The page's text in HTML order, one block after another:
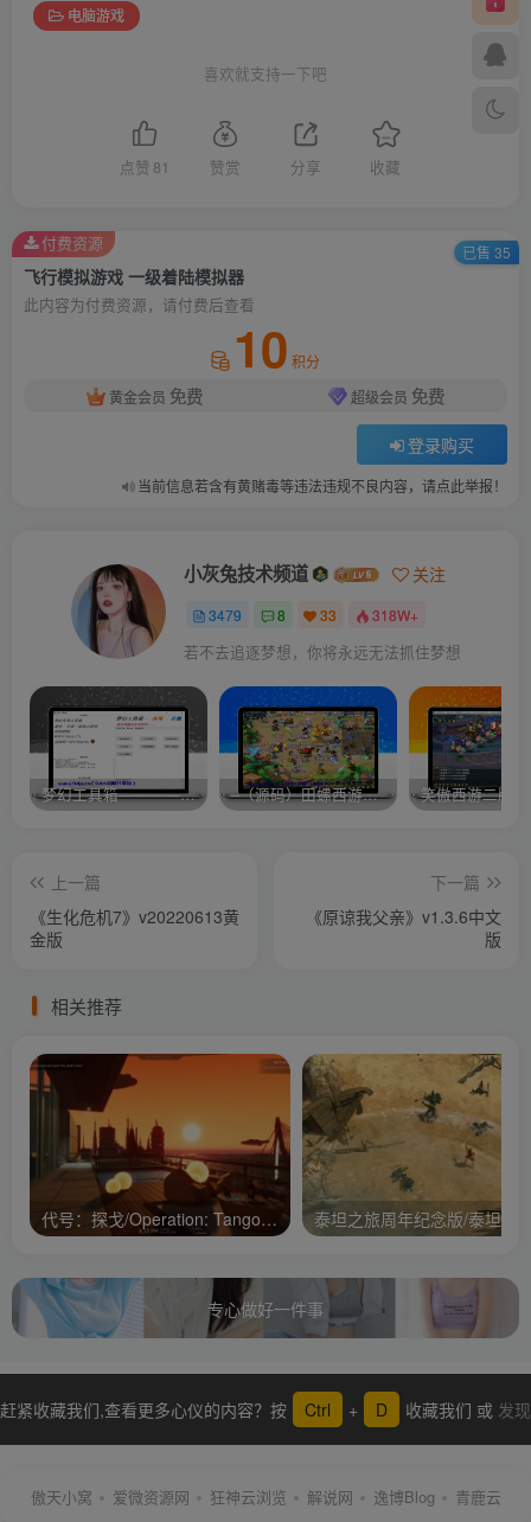
电脑游戏
喜欢就支持一下吧
点赞 81 赞赏 分享 收藏
飞行模拟游戏 一级着陆模拟器
此内容为付费资源，请付费后查看
10 积分
黄金会员 免费 超级会员 免费
登录购买
当前信息若含有黄赌毒等违法违规不良内容，请点此举报！
付费资源 已售 35
小灰兔技术频道 关注
3479 8 33 318W+
若不去追逐梦想，你将永远无法抓住梦想
梦幻工具箱————-免费 –（源码）田螺西游9.0 假人摆摊18门派飞升渡劫化圣助战最新BB谛听…. 笑傲西游二版-
上一篇
《生化危机7》v20220613黄
金版
下一篇
《原谅我父亲》v1.3.6中文
版
相关推荐
代号：探戈/Operation: Tango/支持网络联机
专心做好一件事
赶紧收藏我们,查看更多心仪的内容？按 Ctrl + D 收藏我们 或 发现
傲天小窝 爱微资源网 狂神云浏览 解说网 逸博Blog 青鹿云